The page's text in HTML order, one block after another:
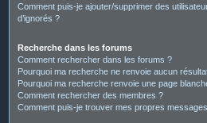
Comment puis-je ajouter/supprimer des
d’ignorés ?
Recherche dans les forums
Comment rechercher dans les forums ?
Pourquoi ma recherche ne renvoie aucun
Pourquoi ma recherche renvoie une page
Comment rechercher des membres ?
Comment puis-je trouver mes propres